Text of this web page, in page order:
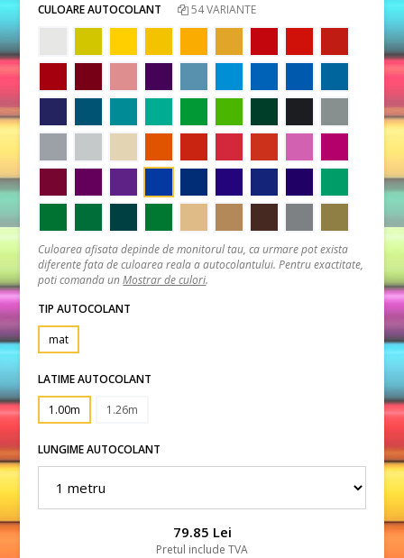
CULOARE AUTOCOLANT 54 VARIANTE
Culoarea afisata depinde de monitorul tau, ca urmare pot exista
diferente fata de culoarea reala a autocolantului. Pentru exactitate,
poti comanda unMostrar de culori.
TIP AUTOCOLANT
mat
LATIME AUTOCOLANT
1.00m
1.26m
LUNGIME AUTOCOLANT
79.85 Lei
Pretul include TVA